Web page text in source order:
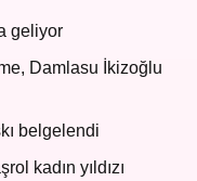
geliyor
Damlasu İkizoğlu
belgelendi
kadın yıldızı